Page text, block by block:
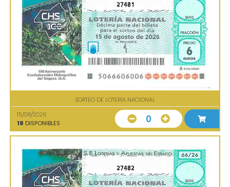
27481
SORTEO DE LOTERIA NACIONAL
15/08/2026
18 DISPONIBLES 0
27482